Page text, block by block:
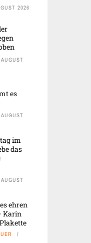
2026
es
im
das
ehren
Karin